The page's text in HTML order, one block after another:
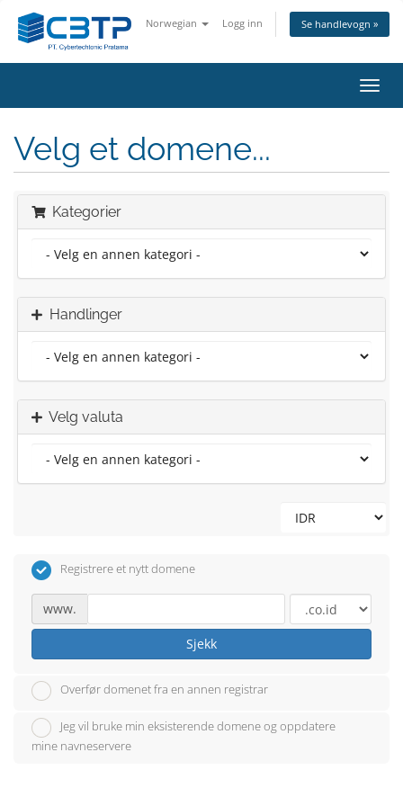
Norwegian Logg inn Se handlevogn »
Bytt
Velg et domene...
Kategorier
Handlinger
Velg valuta
Registrere et nytt domene
www.
Sjekk
Overfør domenet fra en annen registrar
Jeg vil bruke min eksisterende domene og oppdatere
mine navneservere